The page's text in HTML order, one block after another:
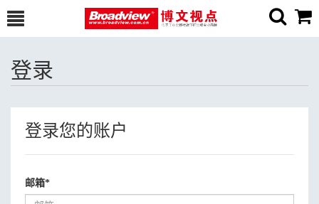
登录
登录您的账户
邮箱*